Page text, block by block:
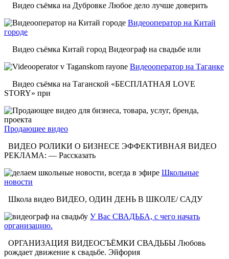
Видео съёмка на Дубровке Любое дело лучше доверить
Видеооператор на Китай
городе
Видео съёмка Китай город Видеограф на свадьбе или
Видеооператор на Таганке
Видео съёмка на Таганской «БЕСПЛАТНАЯ LOVE
STORY» при
Продающее видео
ВИДЕО РОЛИКИ О БИЗНЕСЕ ЭФФЕКТИВНАЯ ВИДЕО
РЕКЛАМА: — Рассказать
Школьные
новости
Школа видео ВИДЕО, ОДИН ДЕНЬ В ШКОЛЕ/ САДУ
У Вас СВАДЬБА, с чего начать
организацию.
ОРГАНИЗАЦИЯ ВИДЕОСЪЁМКИ СВАДЬБЫ Любовь
рождает движение к свадьбе. Эйфория